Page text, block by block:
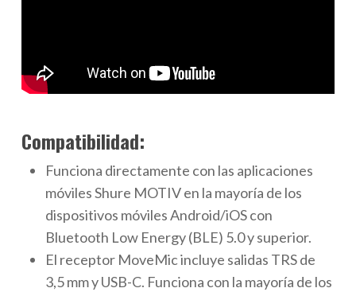
Compatibilidad:
Funciona directamente con las aplicaciones
móviles Shure MOTIV en la mayoría de los
dispositivos móviles Android/iOS con
Bluetooth Low Energy (BLE) 5.0 y superior.
El receptor MoveMic incluye salidas TRS de
3,5 mm y USB-C. Funciona con la mayoría de los